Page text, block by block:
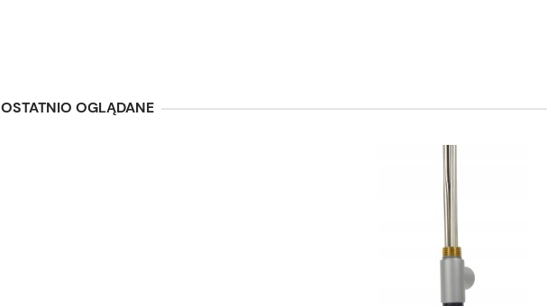
OSTATNIO OGLĄDANE